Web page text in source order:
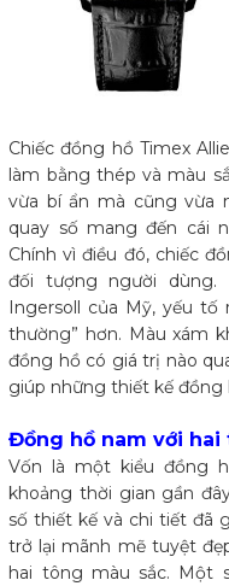
Chiếc đồng hồ Timex
làm bằng thép và màu
vừa bí ẩn mà cũng vừa
quay số mang đến cái
Chính vì điều đó, chiếc
đối tượng người dùng.
Ingersoll của Mỹ, yếu
thường” hơn. Màu xám
đồng hồ có giá trị nào
giúp những thiết kế
Đồng hồ nam với
Vốn là một kiểu đồng
khoảng thời gian gần
số thiết kế và chi tiết đã
trở lại mãnh mẽ tuyệt
hai tông màu sắc. Một